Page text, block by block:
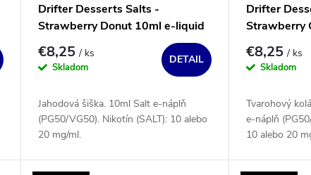
Drifter Desserts Salts -
Strawberry Donut 10ml e-liquid
€8,25/ ks
Skladom
DETAIL
Jahodová šiška. 10ml Salt e-náplň
(PG50/VG50). Nikotín (SALT): 10 alebo
20 mg/ml.
Drifter
Strawberry
liquid
€8,25/ ks
Skladom
Tvarohový
e-náplň
10 alebo 20